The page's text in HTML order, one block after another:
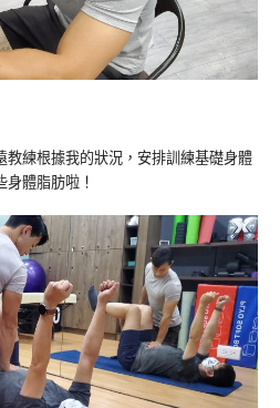
練根據我的狀況，安排訓練基礎身體
體脂肪啦！